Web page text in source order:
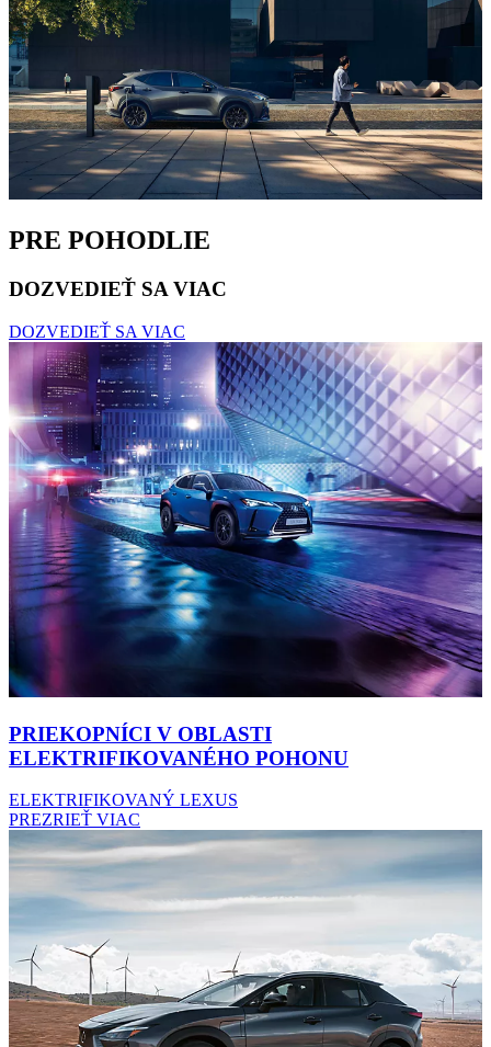
PRE POHODLIE
DOZVEDIEŤ SA VIAC
DOZVEDIEŤ SA VIAC
PRIEKOPNÍCI V OBLASTI
ELEKTRIFIKOVANÉHO POHONU
ELEKTRIFIKOVANÝ LEXUS
PREZRIEŤ VIAC